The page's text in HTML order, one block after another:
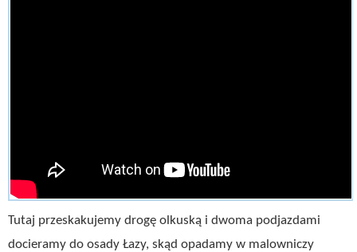
Tutaj przeskakujemy drogę olkuską i dwoma podjazdami
docieramy do osady Łazy, skąd opadamy w malowniczy